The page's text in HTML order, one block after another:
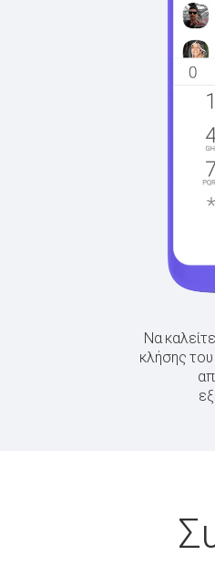
Να
κλήσης